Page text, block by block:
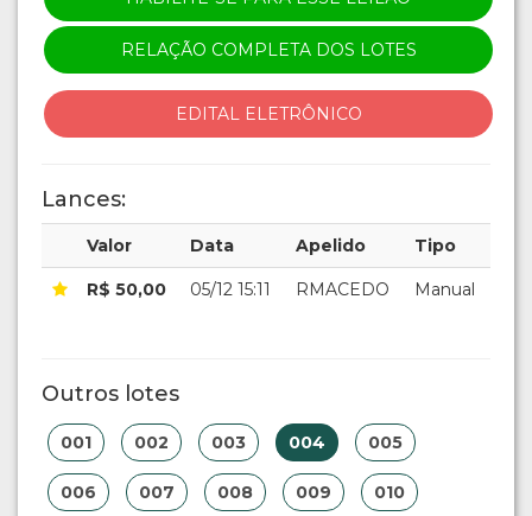
RELAÇÃO COMPLETA DOS LOTES
EDITAL ELETRÔNICO
Lances:
Valor Data Apelido Tipo
R$ 50,00 05/12 15:11 RMACEDO Manual
Outros lotes
001 002 003 004 005
006 007 008 009 010